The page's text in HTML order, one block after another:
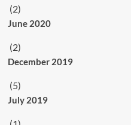
(2)
June 2020
(2)
December 2019
(5)
July 2019